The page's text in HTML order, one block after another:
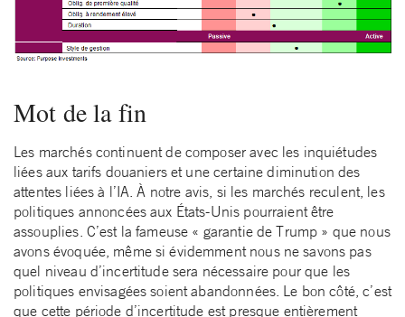
Mot de la fin
Les marchés continuent de composer avec les inquiétudes
liées aux tarifs douaniers et une certaine diminution des
attentes liées à l’IA. À notre avis, si les marchés reculent, les
politiques annoncées aux États-Unis pourraient être
assouplies. C’est la fameuse « garantie de Trump » que nous
avons évoquée, même si évidemment nous ne savons pas
quel niveau d’incertitude sera nécessaire pour que les
politiques envisagées soient abandonnées. Le bon côté, c’est
que cette période d’incertitude est presque entièrement